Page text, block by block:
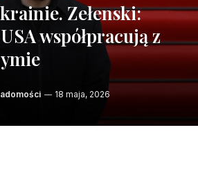
Zełenski:
współpracują z
18 maja, 2026